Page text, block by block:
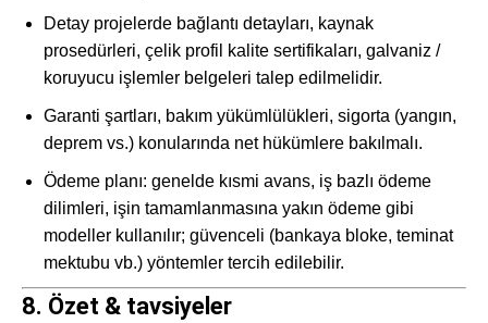
Detay projelerde bağlantı detayları, kaynak
prosedürleri, çelik profil kalite sertifikaları, galvaniz /
koruyucu işlemler belgeleri talep edilmelidir.
Garanti şartları, bakım yükümlülükleri, sigorta (yangın,
deprem vs.) konularında net hükümlere bakılmalı.
Ödeme planı: genelde kısmi avans, iş bazlı ödeme
dilimleri, işin tamamlanmasına yakın ödeme gibi
modeller kullanılır; güvenceli (bankaya bloke, teminat
mektubu vb.) yöntemler tercih edilebilir.
8. Özet & tavsiyeler